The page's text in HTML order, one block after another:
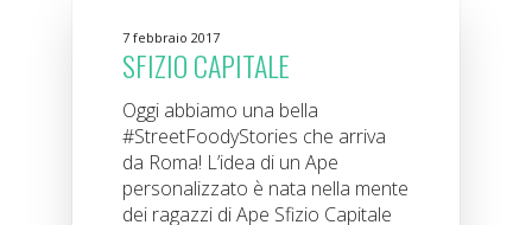
7 febbraio 2017
SFIZIO CAPITALE
Oggi abbiamo una bella
#StreetFoodyStories che arriva
da Roma! L’idea di un Ape
personalizzato è nata nella mente
dei ragazzi di Ape Sfizio Capitale